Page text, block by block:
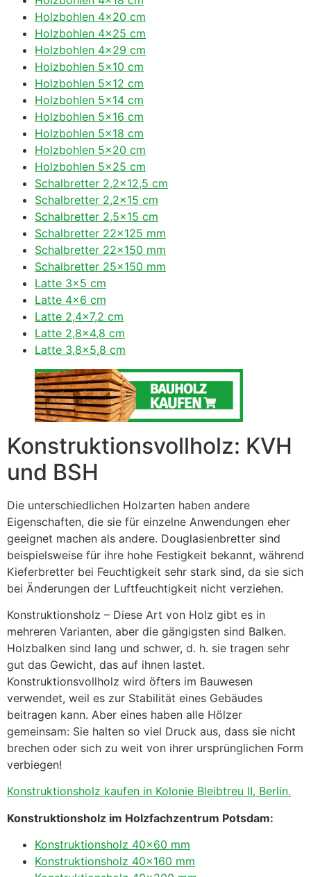
Holzbohlen 4×20 cm
Holzbohlen 4×25 cm
Holzbohlen 4×29 cm
Holzbohlen 5×10 cm
Holzbohlen 5×12 cm
Holzbohlen 5×14 cm
Holzbohlen 5×16 cm
Holzbohlen 5×18 cm
Holzbohlen 5×20 cm
Holzbohlen 5×25 cm
Schalbretter 2,2×12,5 cm
Schalbretter 2,2×15 cm
Schalbretter 2,5×15 cm
Schalbretter 22×125 mm
Schalbretter 22×150 mm
Schalbretter 25×150 mm
Latte 3×5 cm
Latte 4×6 cm
Latte 2,4×7,2 cm
Latte 2,8×4,8 cm
Latte 3,8×5,8 cm
Konstruktionsvollholz: KVH
und BSH
Die unterschiedlichen Holzarten haben andere
Eigenschaften, die sie für einzelne Anwendungen eher
geeignet machen als andere. Douglasienbretter sind
beispielsweise für ihre hohe Festigkeit bekannt, während
Kieferbretter bei Feuchtigkeit sehr stark sind, da sie sich
bei Änderungen der Luftfeuchtigkeit nicht verziehen.
Konstruktionsholz – Diese Art von Holz gibt es in
mehreren Varianten, aber die gängigsten sind Balken.
Holzbalken sind lang und schwer, d. h. sie tragen sehr
gut das Gewicht, das auf ihnen lastet.
Konstruktionsvollholz wird öfters im Bauwesen
verwendet, weil es zur Stabilität eines Gebäudes
beitragen kann. Aber eines haben alle Hölzer
gemeinsam: Sie halten so viel Druck aus, dass sie nicht
brechen oder sich zu weit von ihrer ursprünglichen Form
verbiegen!
Konstruktionsholz kaufen in Kolonie Bleibtreu II, Berlin.
Konstruktionsholz im Holzfachzentrum Potsdam:
Konstruktionsholz 40×60 mm
Konstruktionsholz 40×160 mm